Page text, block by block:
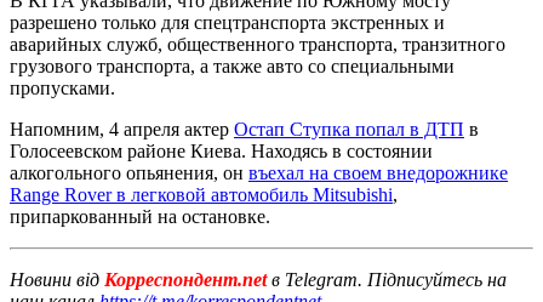
разрешено только для спецтранспорта экстренных и
аварийных служб, общественного транспорта, транзитного
грузового транспорта, а также авто со специальными
пропусками.
Напомним, 4 апреля актер Остап Ступка попал в ДТП в
Голосеевском районе Киева. Находясь в состоянии
алкогольного опьянения, он въехал на своем внедорожнике
Range Rover в легковой автомобиль Mitsubishi,
припаркованный на остановке.
Новини від Корреспондент.netв Telegram. Підписуйтесь на